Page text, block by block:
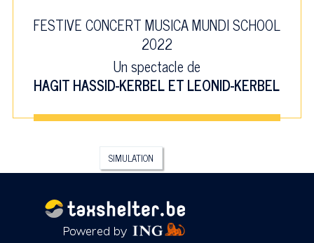
FESTIVE CONCERT MUSICA MUNDI SCHOOL
2022
Un spectacle de
HAGIT HASSID-KERBEL ET LEONID-KERBEL
SIMULATION